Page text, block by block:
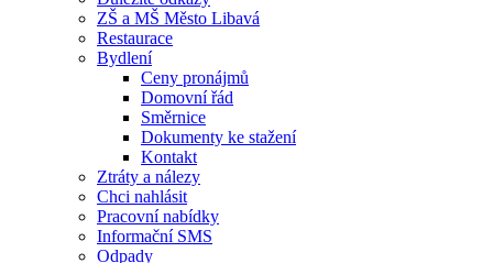
ZŠ a MŠ Město Libavá
Restaurace
Bydlení
Ceny pronájmů
Domovní řád
Směrnice
Dokumenty ke stažení
Kontakt
Ztráty a nálezy
Chci nahlásit
Pracovní nabídky
Informační SMS
Odpady